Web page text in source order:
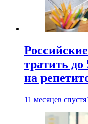
тратить
на
11 месяцев спустя